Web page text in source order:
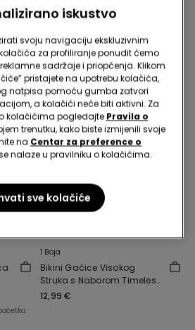
1 Boja
Bikini Gaćice Visokog
Struka s Naborom Timeless
Look Verde Camo
12,99 €
iskustvo
svoju navigaciju ekskluzivnim
za profiliranje ponudit ćemo
sadržaje i priopćenja. Klikom
pristajete na upotrebu kolačića,
natpisa pomoću gumba zatvori
a kolačići neće biti aktivni. Za
kolačićima pogledajte Pravila o
trenutku, kako biste izmijenili svoje
na Centar za preference o
nalaze u pravilniku o kolačićima.
sve kolačiće